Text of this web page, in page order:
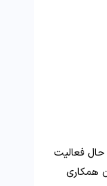
از 14 سال می باشد که، در حال فعالیت
همکاری